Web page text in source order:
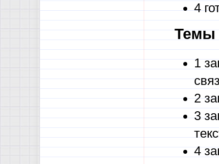
4
Темы
1
2
3
4